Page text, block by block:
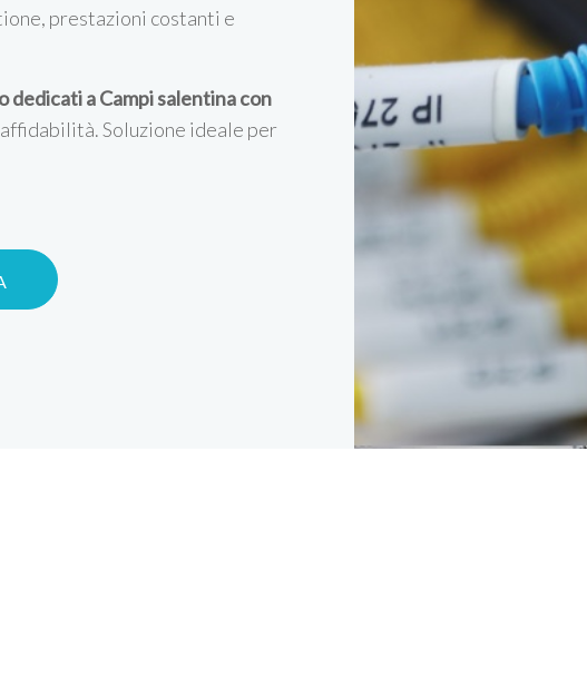
prestazioni costanti e
dedicati a Campi salentina con
Soluzione ideale per